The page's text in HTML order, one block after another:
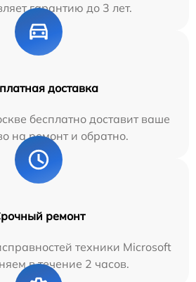
гарантию до 3 лет.
доставка
бесплатно доставит ваше
на ремонт и обратно.
ремонт
техники Microsoft
в течение 2 часов.